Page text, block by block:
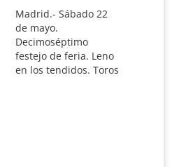
Madrid.- Sábado 22
de mayo.
Decimoséptimo
festejo de feria. Leno
en los tendidos. Toros